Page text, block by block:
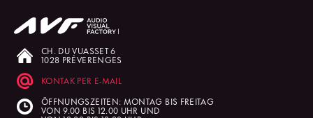
CH. DU VUASSET 6
1028 PRÉVERENGES
KONTAK PER E-MAIL
ÖFFNUNGSZEITEN: MONTAG BIS FREITAG
VON 9.00 BIS 12.00 UHR UND